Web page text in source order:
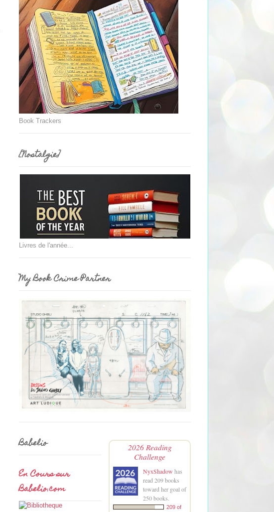
Book Trackers
[Nostalgie]
Livres de l'année...
My Book Crime Partner
Babelio
En Cours sur
Babelio.com
2026 Reading
Challenge
NyxShadow has
read 209 books
toward her goal of
250 books.
209 of